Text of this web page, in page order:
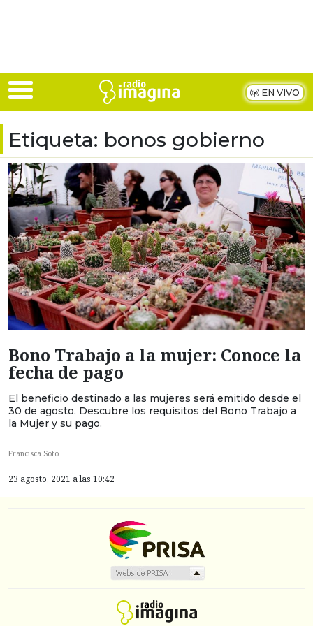
EN VIVO
Etiqueta: bonos gobierno
Bono Trabajo a la mujer: Conoce la
fecha de pago
El beneficio destinado a las mujeres será emitido desde el
30 de agosto. Descubre los requisitos del Bono Trabajo a
la Mujer y su pago.
Francisca Soto
23 agosto, 2021 a las 10:42